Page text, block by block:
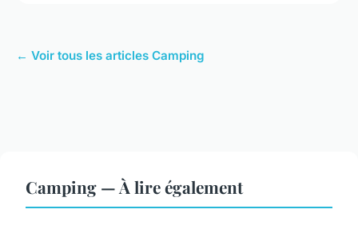
← Voir tous les articles Camping
Camping — À lire également